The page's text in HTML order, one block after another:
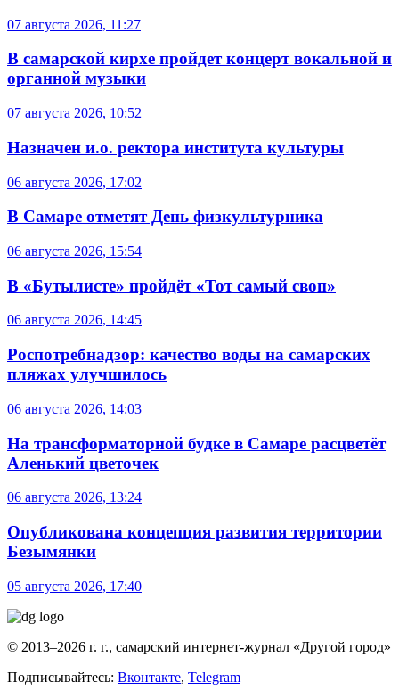
07 августа 2026, 11:27
В самарской кирхе пройдет концерт вокальной и
органной музыки
07 августа 2026, 10:52
Назначен и.о. ректора института культуры
06 августа 2026, 17:02
В Самаре отметят День физкультурника
06 августа 2026, 15:54
В «Бутылисте» пройдёт «Тот самый своп»
06 августа 2026, 14:45
Роспотребнадзор: качество воды на самарских
пляжах улучшилось
06 августа 2026, 14:03
На трансформаторной будке в Самаре расцветёт
Аленький цветочек
06 августа 2026, 13:24
Опубликована концепция развития территории
Безымянки
05 августа 2026, 17:40
© 2013–2026 г. г., самарский интернет-журнал «Другой город»
Подписывайтесь: Вконтакте, Telegram